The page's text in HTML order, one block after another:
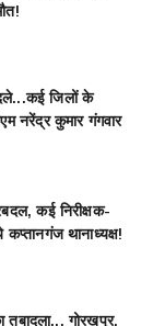
जिलों के
नरेंद्र कुमार गंगवार
कई निरीक्षक-
थानाध्यक्ष!
तबादला... गोरखपुर,